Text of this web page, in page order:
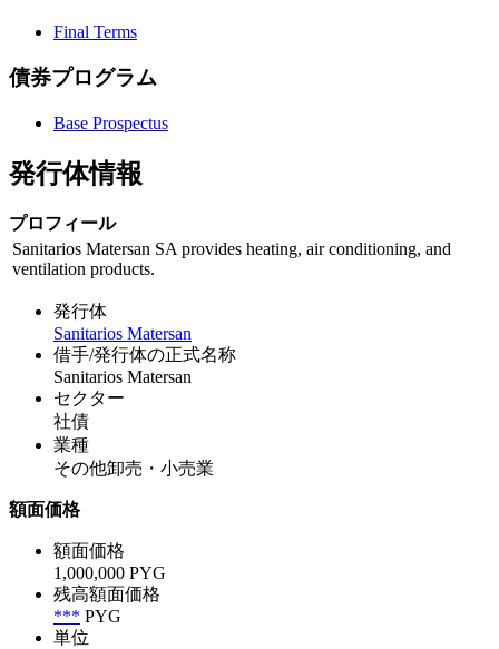
Final Terms
債券プログラム
Base Prospectus
発行体情報
プロフィール
Sanitarios Matersan SA provides heating, air conditioning, and
ventilation products.
発行体
Sanitarios Matersan
借手/発行体の正式名称
Sanitarios Matersan
セクター
社債
業種
その他卸売・小売業
額面価格
額面価格
1,000,000 PYG
残高額面価格
*** PYG
単位